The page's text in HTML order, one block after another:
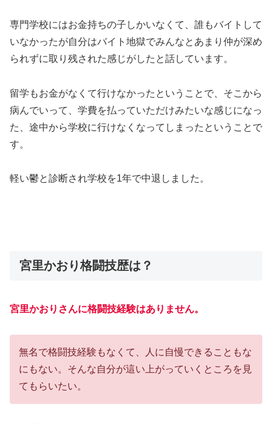
専門学校にはお金持ちの子しかいなくて、誰もバイトして
いなかったが自分はバイト地獄でみんなとあまり仲が深め
られずに取り残された感じがしたと話しています。
留学もお金がなくて行けなかったということで、そこから
病んでいって、学費を払っていただけみたいな感じになっ
た、途中から学校に行けなくなってしまったということで
す。
軽い鬱と診断され学校を1年で中退しました。
宮里かおり格闘技歴は？
宮里かおりさんに格闘技経験はありません。
無名で格闘技経験もなくて、人に自慢できることもな
にもない。そんな自分が這い上がっていくところを見
てもらいたい。